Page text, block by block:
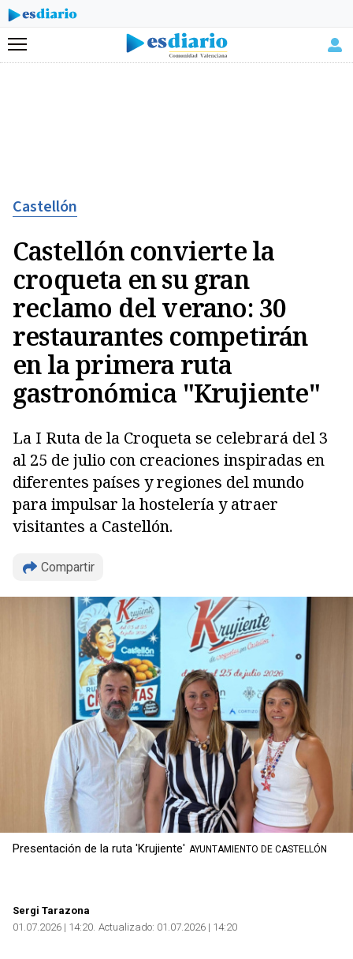
Menú
Castellón
Castellón convierte la
croqueta en su gran
reclamo del verano: 30
restaurantes competirán
en la primera ruta
gastronómica "Krujiente"
La I Ruta de la Croqueta se celebrará del 3
al 25 de julio con creaciones inspiradas en
diferentes países y regiones del mundo
para impulsar la hostelería y atraer
visitantes a Castellón.
Compartir
Copiar
Presentación de la ruta 'Krujiente' AYUNTAMIENTO DE CASTELLÓN
Sergi Tarazona
01.07.2026 | 14:20 Actualizado: 01.07.2026 | 14:20